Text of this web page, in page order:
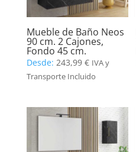
Mueble de Baño Neos
90 cm. 2 Cajones,
Fondo 45 cm.
Desde: 243,99 € IVA y
Transporte Incluido